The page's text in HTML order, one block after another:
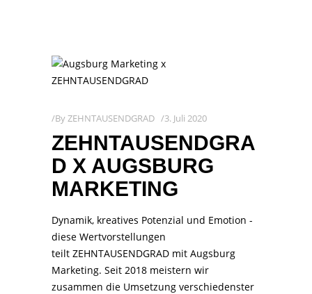
ByZEHNTAUSENDGRAD 3. Juli 2020
ZEHNTAUSENDGRA
D X AUGSBURG
MARKETING
Dynamik, kreatives Potenzial und Emotion -
diese Wertvorstellungen
teilt ZEHNTAUSENDGRAD mit Augsburg
Marketing. Seit 2018 meistern wir
zusammen die Umsetzung verschiedenster